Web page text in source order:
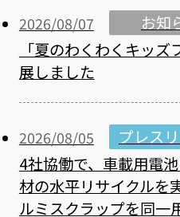
2026/08/07
お知
「夏のわくわくキッ
展しました
2026/08/05
プレス
4社協働で、車載用電
材の水平リサイクル
ルミスクラップを同一